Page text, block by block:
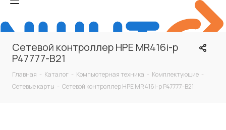
Сетевой контроллер HPE MR416i-p
P47777-B21
Главная - Каталог - Компьютерная техника - Комплектующие -
Сетевые карты - Сетевой контроллер HPE MR416i-p P47777-B21